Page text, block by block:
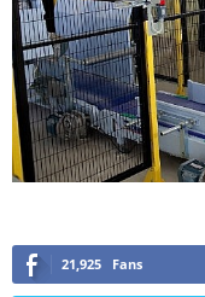
21,925 Fans